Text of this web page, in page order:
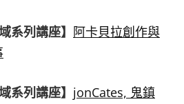
系列講座】 阿卡貝拉創作與
系列講座】 jonCates, 鬼鎮